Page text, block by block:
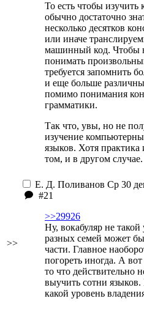
То есть чтобы
обычно достаточно
несколько десятков
или иначе
машинный код. Чтобы
понимать
требуется запомнить
и еще больше
помимо понимания
грамматики.
Так что, увы, но не
изучение
языков. Хотя
том, и в другом случае.
>>
Е. Д. Поливанов Ср 30
#21
>>29926
Ну, вокабуляр не
разных семей может
части. Главное
погореть иногда. А
то что действительно
выучить сотни
какой уровень